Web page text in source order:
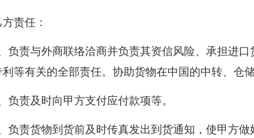
任：
责与外商联络洽商并负责其资信风险、承担进口
等有关的全部责任。协助货物在中国的中转、仓
责及时向甲方支付应付款项等。
责货物到货前及时传真发出到货通知，使甲方做